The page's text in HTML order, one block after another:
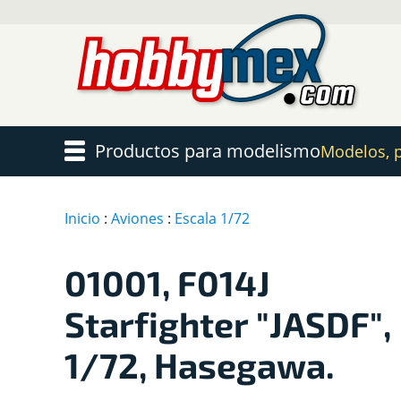
Inicio : Aviones : Escala 1/72
01001, F014J
Starfighter "JASDF",
1/72, Hasegawa.
Productos para modelismoModelos,